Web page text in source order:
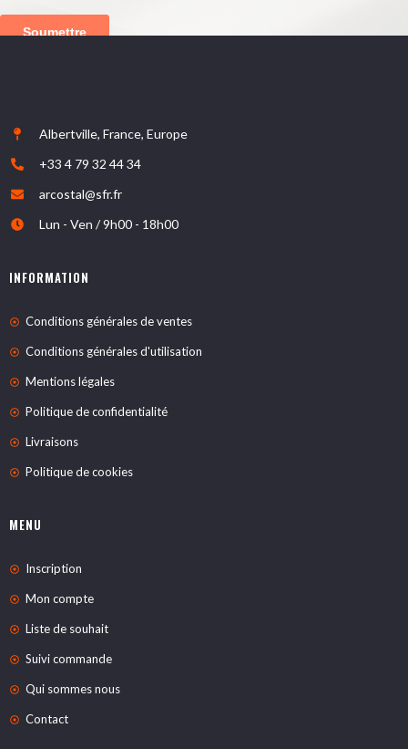
Albertville, France, Europe
+33 4 79 32 44 34
arcostal@sfr.fr
Lun - Ven / 9h00 - 18h00
INFORMATION
Conditions générales de ventes
Conditions générales d'utilisation
Mentions légales
Politique de confidentialité
Livraisons
Politique de cookies
MENU
Inscription
Mon compte
Liste de souhait
Suivi commande
Qui sommes nous
Contact